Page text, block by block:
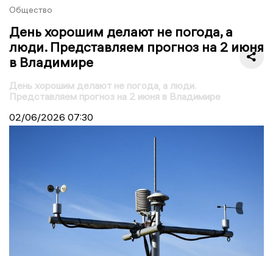
Общество
День хорошим делают не погода, а
люди. Представляем прогноз на 2 июня
в Владимире
День хорошим делают не погода, а люди.
Представляем прогноз на 2 июня в Владимире
02/06/2026 07:30